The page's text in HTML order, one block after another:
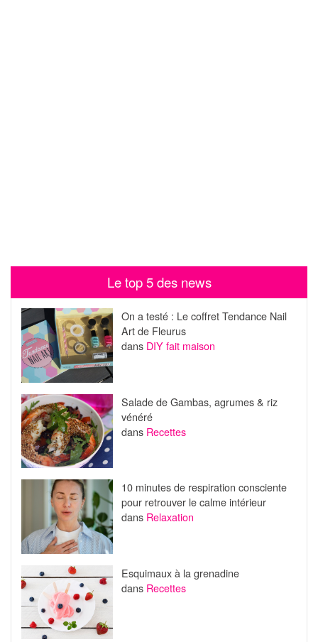
Le top 5 des news
On a testé : Le coffret Tendance Nail
Art de Fleurus
dans DIY fait maison
Salade de Gambas, agrumes & riz
vénéré
dans Recettes
10 minutes de respiration consciente
pour retrouver le calme intérieur
dans Relaxation
Esquimaux à la grenadine
dans Recettes